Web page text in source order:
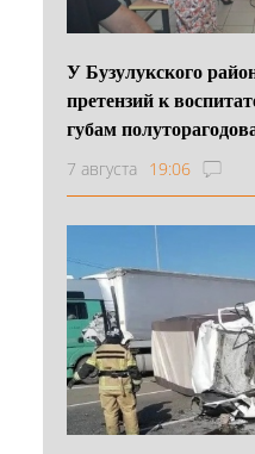
У Бузулукского
претензий к
губам
7 августа 19:06